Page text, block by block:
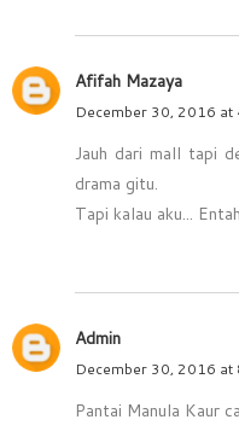
Afifah Mazaya
December 30, 2016 at
Jauh dari mall tapi
drama gitu.
Tapi kalau aku...
Admin
December 30, 2016 at
Pantai Manula Kaur